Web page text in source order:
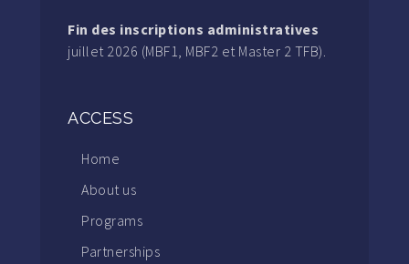
Fin des inscriptions administratives
juillet 2026 (MBF1, MBF2 et Master 2 TFB).
ACCESS
Home
About us
Programs
Partnerships